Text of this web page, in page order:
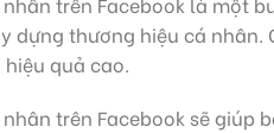
dựng thương hiệu cá
quả cao.
trên Facebook sẽ giúp